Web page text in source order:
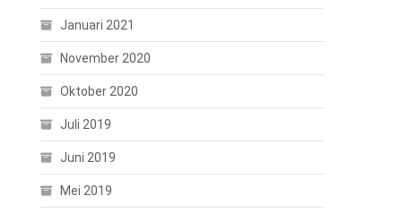
Januari 2021
November 2020
Oktober 2020
Juli 2019
Juni 2019
Mei 2019